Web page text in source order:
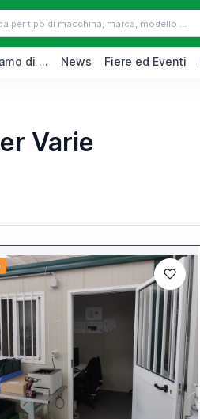
di ... News Fiere ed Eventi
Varie